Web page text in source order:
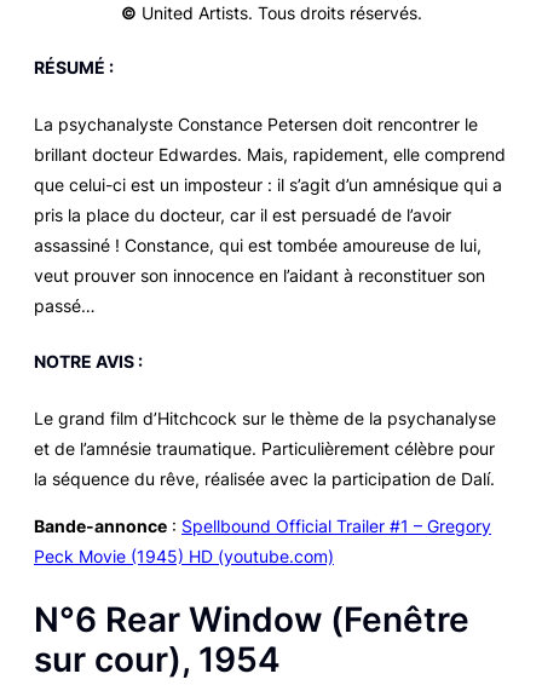
© United Artists. Tous droits réservés.
RÉSUMÉ :
La psychanalyste Constance Petersen doit rencontrer le
brillant docteur Edwardes. Mais, rapidement, elle comprend
que celui-ci est un imposteur : il s’agit d’un amnésique qui a
pris la place du docteur, car il est persuadé de l’avoir
assassiné ! Constance, qui est tombée amoureuse de lui,
veut prouver son innocence en l’aidant à reconstituer son
passé…
NOTRE AVIS :
Le grand film d’Hitchcock sur le thème de la psychanalyse
et de l’amnésie traumatique. Particulièrement célèbre pour
la séquence du rêve, réalisée avec la participation de Dalí.
Bande-annonce : Spellbound Official Trailer #1 – Gregory
Peck Movie (1945) HD (youtube.com)
N°6 Rear Window (Fenêtre
sur cour), 1954